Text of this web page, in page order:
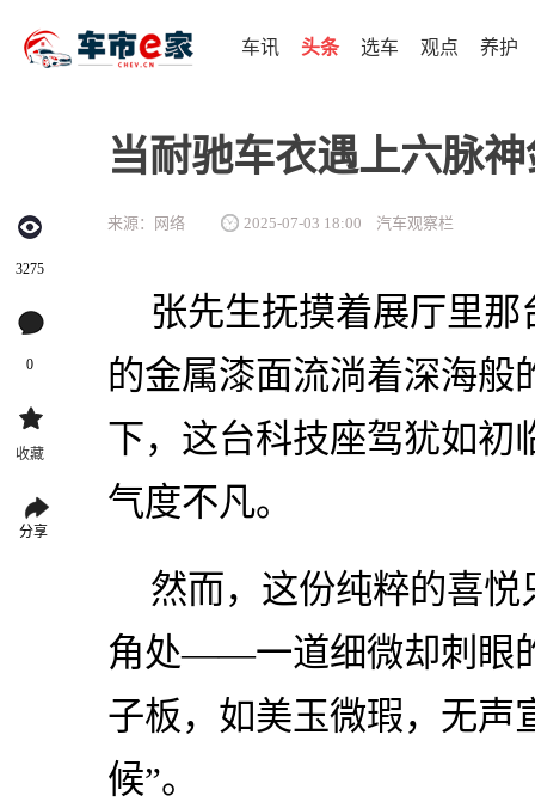
车讯 头条 选车 观点 养护
3275
0
收藏
分享
当耐驰车衣遇上六脉
来源：网络 2025-07-03 18:00 汽车观察栏
张先生抚摸着展厅里
的金属漆面流淌着深海般
下，这台科技座驾犹如初
气度不凡。
然而，这份纯粹的喜
角处——一道细微却刺眼
子板，如美玉微瑕，无声
候”。